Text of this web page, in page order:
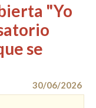
"Yo
se
30/06/2026